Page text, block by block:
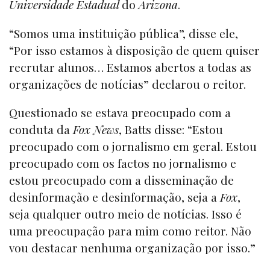
Universidade EstadualdoArizona.
“Somos uma instituição pública”, disse ele,
“Por isso estamos à disposição de quem quiser
recrutar alunos… Estamos abertos a todas as
organizações de notícias” declarou o reitor.
Questionado se estava preocupado com a
conduta da Fox News, Batts disse: “Estou
preocupado com o jornalismo em geral. Estou
preocupado com os factos no jornalismo e
estou preocupado com a disseminação de
desinformação e desinformação, seja a Fox,
seja qualquer outro meio de notícias. Isso é
uma preocupação para mim como reitor. Não
vou destacar nenhuma organização por isso.”